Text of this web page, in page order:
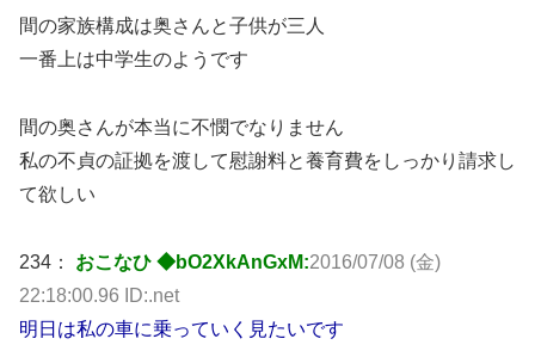
間の家族構成は奥さんと子供が三人
一番上は中学生のようです
間の奥さんが本当に不憫でなりません
私の不貞の証拠を渡して慰謝料と養育費をしっかり請求し
て欲しい
234： おこなひ ◆bO2XkAnGxM:2016/07/08 (金)
22:18:00.96 ID:.net
明日は私の車に乗っていく見たいです